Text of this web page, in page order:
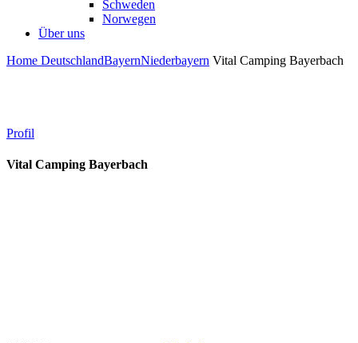
Schweden
Norwegen
Über uns
Home DeutschlandBayernNiederbayern Vital Camping Bayerbach
Profil
Vital Camping Bayerbach